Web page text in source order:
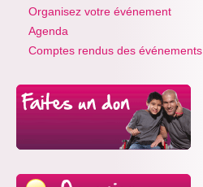
Organisez votre événement
Agenda
Comptes rendus des événements